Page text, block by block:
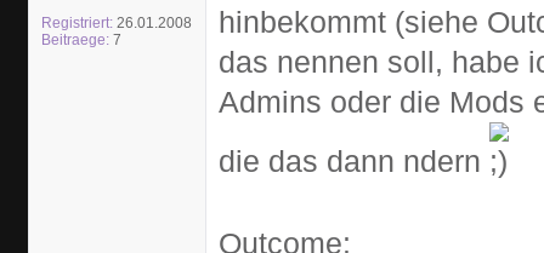
Registriert: 26.01.2008
Beitraege: 7
hinbekommt (siehe
das nennen soll, habe
Admins oder die Mods
die das dann ndern
Outcome: